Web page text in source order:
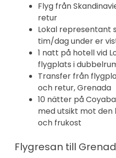
Flyg från
retur
Lokal representant
tim/dag under er
1 natt på hotell vid
flygplats i
Transfer från
och retur, Grenada
10 nätter på
med utsikt mot
och frukost
Flygresan till